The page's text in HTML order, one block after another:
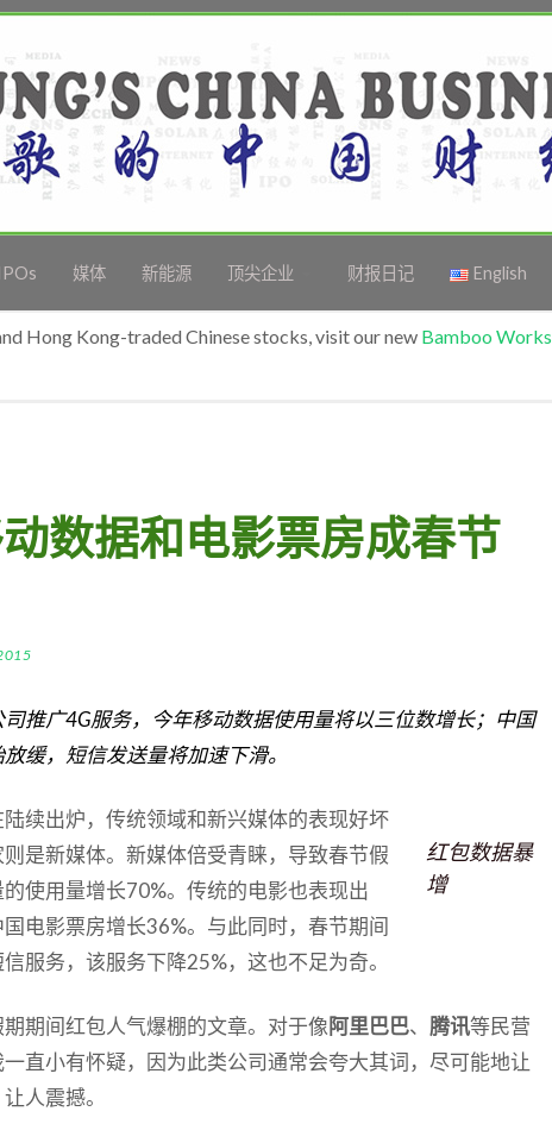
IPOs 媒体 新能源 顶尖企业 财报日记 English
Hong Kong-traded Chinese stocks, visit our new Bamboo Works
数据和电影票房成春节
推广4G服务，今年移动数据使用量将以三位数增长；中国
缓，短信发送量将加速下滑。
红包数据暴
增
续出炉，传统领域和新兴媒体的表现好坏
是新媒体。新媒体倍受青睐，导致春节假
使用量增长70%。传统的电影也表现出
电影票房增长36%。与此同时，春节期间
服务，该服务下降25%，这也不足为奇。
期间红包人气爆棚的文章。对于像阿里巴巴、 腾讯等民营
直小有怀疑，因为此类公司通常会夸大其词，尽可能地让
人震撼。